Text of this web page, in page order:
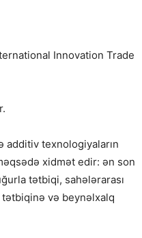
Innovation Trade
additiv texnologiyaların
xidmət edir: ən son
tətbiqi, sahələrarası
tətbiqinə və beynəlxalq